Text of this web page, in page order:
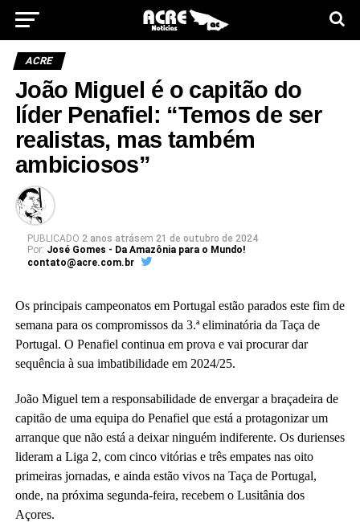
ACRE
João Miguel é o capitão do
líder Penafiel: “Temos de ser
realistas, mas também
ambiciosos”
PUBLICADO 2 anos atrásem 21 de outubro de 2024
Por: José Gomes - Da Amazônia para o Mundo!
contato@acre.com.br
Os principais campeonatos em Portugal estão parados este fim de
semana para os compromissos da 3.ª eliminatória da Taça de
Portugal. O Penafiel continua em prova e vai procurar dar
sequência à sua imbatibilidade em 2024/25.
João Miguel tem a responsabilidade de envergar a braçadeira de
capitão de uma equipa do Penafiel que está a protagonizar um
arranque que não está a deixar ninguém indiferente. Os durienses
lideram a Liga 2, com cinco vitórias e três empates nas oito
primeiras jornadas, e ainda estão vivos na Taça de Portugal,
onde, na próxima segunda-feira, recebem o Lusitânia dos
Açores.